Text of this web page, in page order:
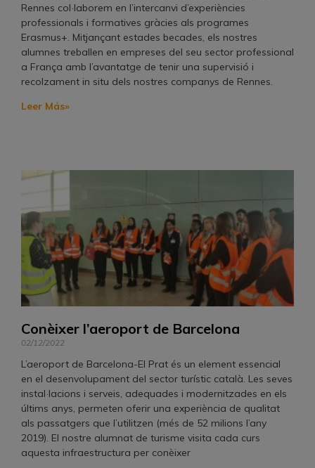
Rennes col·laborem en l’intercanvi d’experiències
professionals i formatives gràcies als programes
Erasmus+. Mitjançant estades becades, els nostres
alumnes treballen en empreses del seu sector professional
a França amb l’avantatge de tenir una supervisió i
recolzament in situ dels nostres companys de Rennes.
Leer Más»
Conèixer l’aeroport de Barcelona
02/12/2022
L’aeroport de Barcelona-El Prat és un element essencial
en el desenvolupament del sector turístic català. Les seves
instal·lacions i serveis, adequades i modernitzades en els
últims anys, permeten oferir una experiència de qualitat
als passatgers que l’utilitzen (més de 52 milions l’any
2019). El nostre alumnat de turisme visita cada curs
aquesta infraestructura per conèixer